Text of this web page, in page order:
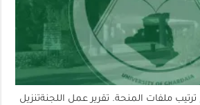
ملفات المنحة. تقرير عمل اللجنةتنزيل